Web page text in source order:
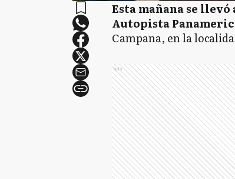
Esta mañana se
Autopista
Campana, en la
Ads